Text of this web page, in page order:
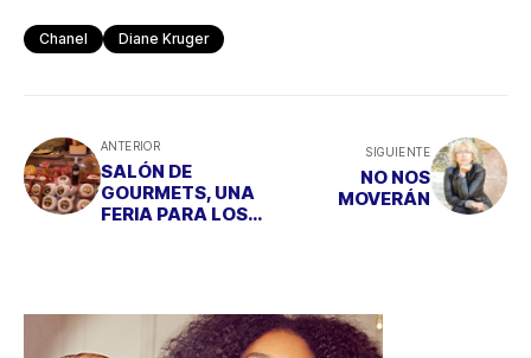
Chanel Diane Kruger
ANTERIOR
SALÓN DE
GOURMETS, UNA
FERIA PARA LOS
SIGUIENTE
NO NOS
MOVERÁN